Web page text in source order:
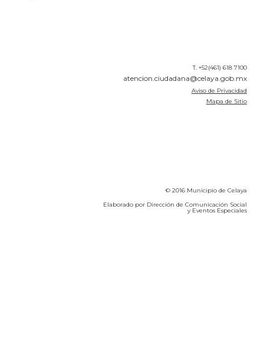
T. +52(461) 618 7100
atencion.ciudadana@celaya.gob.mx
Aviso de Privacidad
Mapa de Sitio
© 2016 Municipio de Celaya
Elaborado por Dirección de Comunicación Social
y Eventos Especiales